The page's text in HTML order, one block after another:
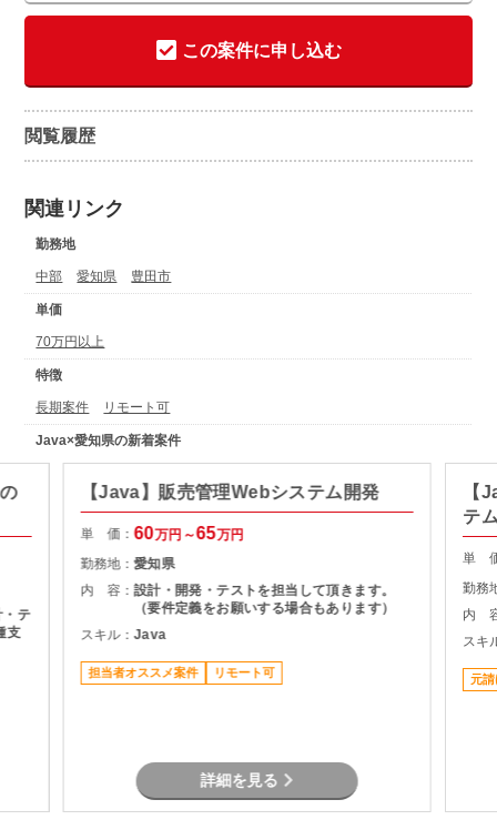
この案件に申し込む
閲覧履歴
関連リンク
勤務地
中部 愛知県 豊田市
単価
70万円以上
特徴
長期案件 リモート可
Java×愛知県の新着案件
・テ
支
【Java】販売管理Webシステム開発
単 価：60万円～65万円
勤務地：愛知県
内 容：設計・開発・テストを担当して頂きます。
（要件定義をお願いする場合もあります）
スキル：Java
担当者オススメ案件 リモート可
詳細を見る
【
テ
単
勤務
内
スキ
元請